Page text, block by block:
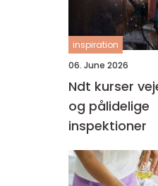
inspiration
06. June 2026
Ndt kurser vejen til sikre
og pålidelige
inspektioner